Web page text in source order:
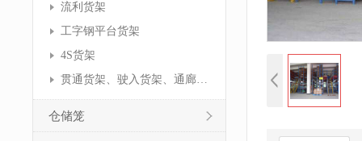
流利货架
工字钢平台货架
4S货架
贯通货架、驶入货架、通廊货架
仓储笼